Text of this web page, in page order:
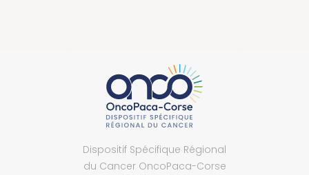
Dispositif Spécifique Régional
du Cancer OncoPaca-Corse